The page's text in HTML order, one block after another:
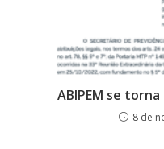
ABIPEM se
8 de